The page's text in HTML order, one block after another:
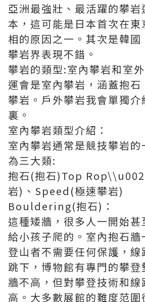
亞洲最強壯、最活躍的攀岩
本，這可能是日本首次在東
相的原因之一。其次是韓國
攀岩界表現不錯。
攀岩的類型:室內攀岩和室
運會是室內攀岩，涵蓋抱石
攀岩。戶外攀岩我會單獨介
裏。
室內攀岩類型介紹：
室內攀岩通常是競技攀岩的
為三大類:
抱石(抱石)Top
岩)、Speed(極速攀岩)
Bouldering(抱石)：
這種矮牆，很多人一開始甚
給小孩子爬的。室內抱石牆
登山者不需要任何保護，
跳下，博物館有專門的攀登
牆不高，但對攀登技術和線
高。大多數展館的難度范